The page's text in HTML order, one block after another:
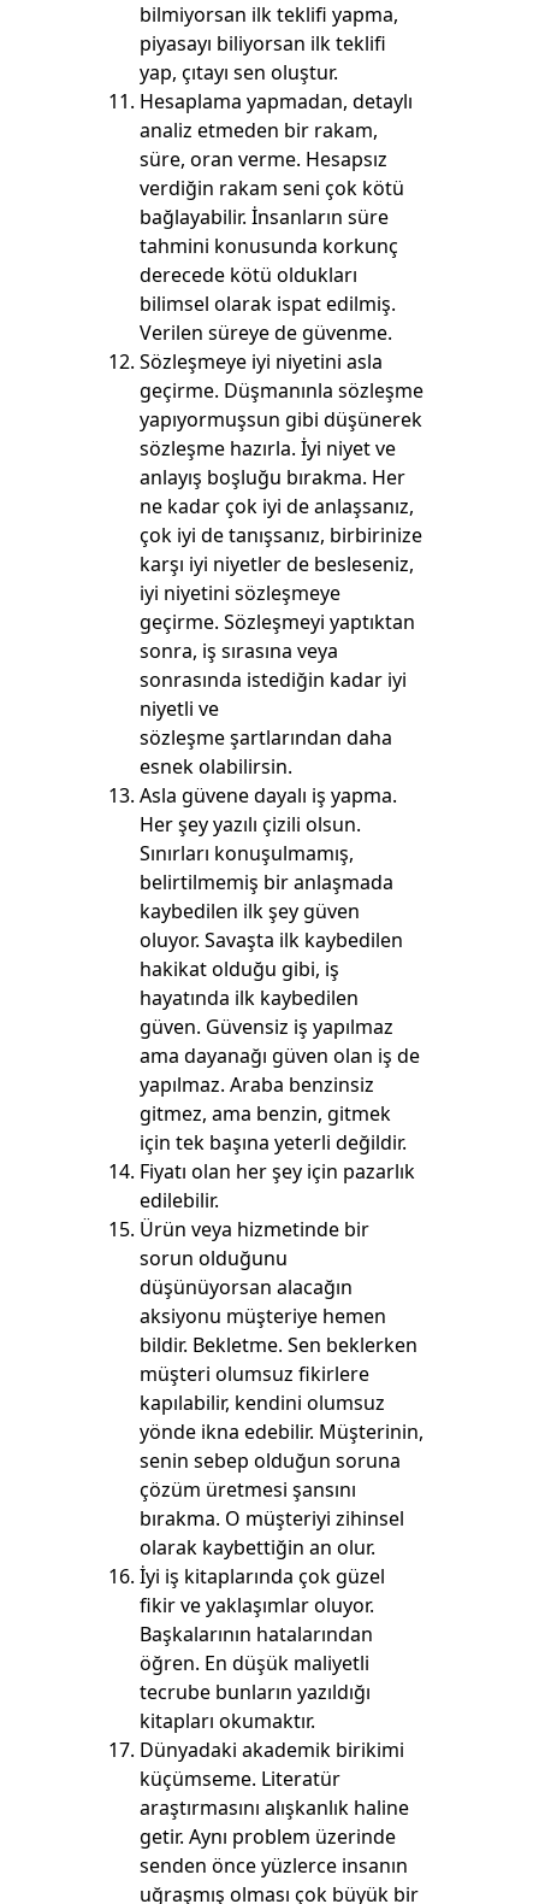
bilmiyorsan ilk teklifi yapma,
piyasayı biliyorsan ilk teklifi
yap, çıtayı sen oluştur.
Hesaplama yapmadan, detaylı
analiz etmeden bir rakam,
süre, oran verme. Hesapsız
verdiğin rakam seni çok kötü
bağlayabilir. İnsanların süre
tahmini konusunda korkunç
derecede kötü oldukları
bilimsel olarak ispat edilmiş.
Verilen süreye de güvenme.
Sözleşmeye iyi niyetini asla
geçirme. Düşmanınla sözleşme
yapıyormuşsun gibi düşünerek
sözleşme hazırla. İyi niyet ve
anlayış boşluğu bırakma. Her
ne kadar çok iyi de anlaşsanız,
çok iyi de tanışsanız, birbirinize
karşı iyi niyetler de besleseniz,
iyi niyetini sözleşmeye
geçirme. Sözleşmeyi yaptıktan
sonra, iş sırasına veya
sonrasında istediğin kadar iyi
niyetli ve
sözleşme şartlarından daha
esnek olabilirsin.
Asla güvene dayalı iş yapma.
Her şey yazılı çizili olsun.
Sınırları konuşulmamış,
belirtilmemiş bir anlaşmada
kaybedilen ilk şey güven
oluyor. Savaşta ilk kaybedilen
hakikat olduğu gibi, iş
hayatında ilk kaybedilen
güven. Güvensiz iş yapılmaz
ama dayanağı güven olan iş de
yapılmaz. Araba benzinsiz
gitmez, ama benzin, gitmek
için tek başına yeterli değildir.
Fiyatı olan her şey için pazarlık
edilebilir.
Ürün veya hizmetinde bir
sorun olduğunu
düşünüyorsan alacağın
aksiyonu müşteriye hemen
bildir. Bekletme. Sen beklerken
müşteri olumsuz fikirlere
kapılabilir, kendini olumsuz
yönde ikna edebilir. Müşterinin,
senin sebep olduğun soruna
çözüm üretmesi şansını
bırakma. O müşteriyi zihinsel
olarak kaybettiğin an olur.
İyi iş kitaplarında çok güzel
fikir ve yaklaşımlar oluyor.
Başkalarının hatalarından
öğren. En düşük maliyetli
tecrube bunların yazıldığı
kitapları okumaktır.
Dünyadaki akademik birikimi
küçümseme. Literatür
araştırmasını alışkanlık haline
getir. Aynı problem üzerinde
senden önce yüzlerce insanın
uğraşmış olması çok büyük bir